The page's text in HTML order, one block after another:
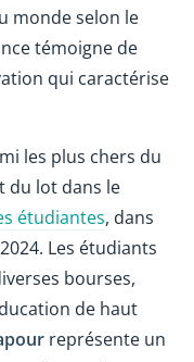
monde selon le
témoigne de
qui caractérise
les plus chers du
du lot dans le
étudiantes, dans
Les étudiants
bourses,
de haut
représente un